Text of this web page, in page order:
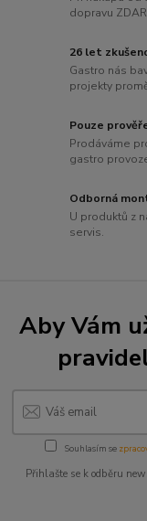
dopravu
26 let
Gastro nás
projekty
Pouze
Prodáváme
gastro
Odborná
U produktů z
servis.
Aby Vám
Souhlasím se
Přihlašte se k odběru